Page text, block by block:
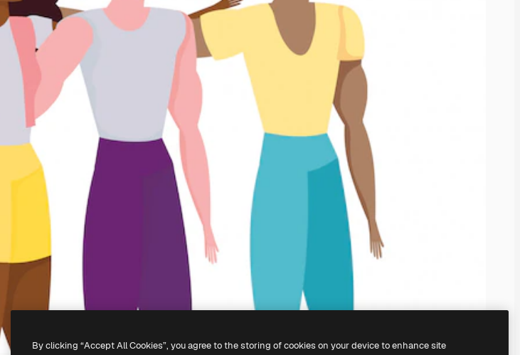
By clicking “Accept All Cookies”, you agree to the storing of cookies on your device to enhance site